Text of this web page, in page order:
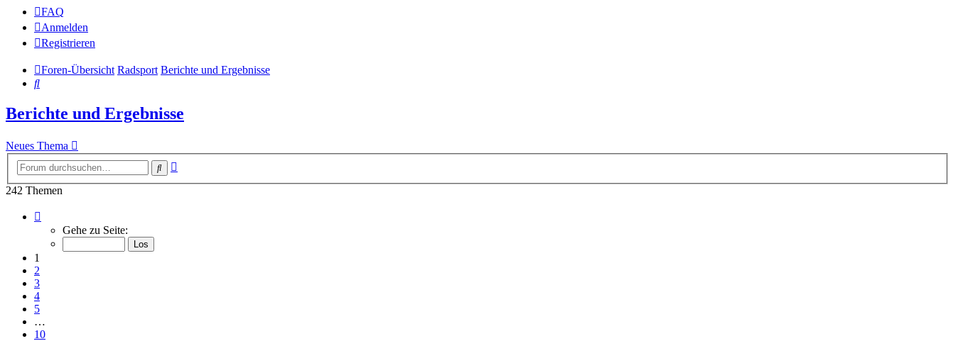
FAQ
Anmelden
Registrieren
Foren-Übersicht Radsport Berichte und Ergebnisse
Suche
Berichte und Ergebnisse
Neues Thema
Suche
242 Themen
von
Gehe zu Seite:
1
2
3
4
5
…
10